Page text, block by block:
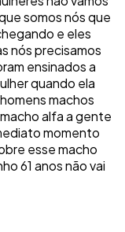
somos nós que
e eles
nós precisamos
ensinados a
quando ela
machos
alfa a gente
momento
esse macho
61 anos não vai